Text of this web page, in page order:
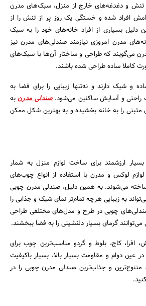
تنش و دغدغه‌های خارج از منزل، سبک‌های مدرن
افراد شده و خستگی یک روز پر از تنش را از
دلیل بسیاری از افراد خانه‌های خود را به سبک
مدرن امروزی نیازمند صندلی‌های مدرن نیز
می‌گویند که طراحی و ساختار آن‌ها با سبک‌های
کاملا ساده طراحی شده باشند.
و شیک دارند و نه‌تنها زیبایی را برای فضا به
راحتی و آسایش ساکنین می‌شود.صندلی مدرنبه
را به خانه بخشیده و به بهترین شکل ممکن
ارزشمند برای ساخت لوازم منزل به شمار
لوکس و مدرن با استفاده از انواع چوب‌های
می‌شوند. به همین دلیل، صندلی مدرن چوبی
به زیبایی هرچه تمام‌تر نمای شیک و جذابی را
چوبی در طرح و مدل‌های مختلفی طراحی
گرمای بسیار دلنشینی را به فضا ببخشند.
افرا، کاج، بلوط و گردو مناسب‌ترین چوب برای
دوام و مقاومت بسیار بالا، بسیار باکیفیت
متنوع‌ترین و جذاب‌ترین صندلی مدرن چوبی را در